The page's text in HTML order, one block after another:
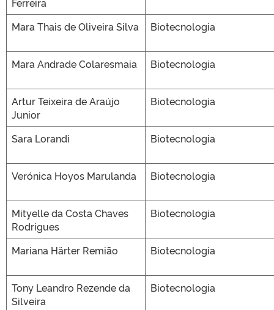
Mara Thais de Oliveira Silva Biotecnologia
Mara Andrade Colaresmaia Biotecnologia
Artur Teixeira de Araújo
Junior
Biotecnologia
Sara Lorandi Biotecnologia
Verónica Hoyos Marulanda Biotecnologia
Mityelle da Costa Chaves
Rodrigues
Biotecnologia
Mariana Härter Remião Biotecnologia
Tony Leandro Rezende da
Silveira
Biotecnologia